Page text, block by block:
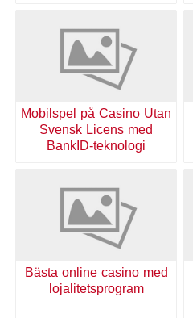
Mobilspel på Casino Utan
Svensk Licens med
BankID-teknologi
Bästa online casino med
lojalitetsprogram